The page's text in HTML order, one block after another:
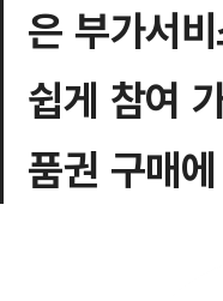
은 부가서
쉽게 참여
품권 구매